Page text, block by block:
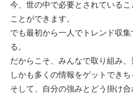
今、世の中で必要とされているこ
ことができます。
でも最初から一人でトレンド収
る。
だからこそ、みんなで取り組み、
しかも多くの情報をゲットできち
そして、自分の強みとどう掛け合